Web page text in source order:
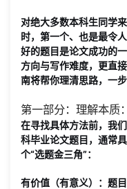
对绝大多数本科生同学
时，第一个、也是最令
好的题目是论文成功的
方向与写作难度，更直
南将帮你理清思路，一
第一部分：理解本质
在寻找具体方法前，我
科毕业论文题目，通常
个“选题金三角”：
有价值（有意义）
：题